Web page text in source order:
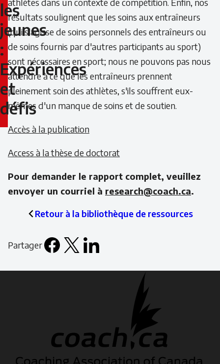
pour
les
jeunes
:
Expériences
et
défis
les
jeunes
:
Expériences
et
défis
résultats soulignent que les soins aux entraîneurs
(qui s'agisse de soins personnels des entraîneurs ou
de soins fournis par d'autres participants au sport)
sont nécessaires en sport; nous ne pouvons pas nous
attendre à ce que les entraîneurs prennent
pleinement soin des athlètes, s'ils souffrent eux-
mêmes d'un manque de soins et de soutien.
Accès à la publication
Access à la thèse de doctorat
Pour demander le rapport complet, veuillez
envoyer un courriel à research@coach.ca.
Retour à la bibliothèque de ressources
Partager
Facebook
X LinkedIn